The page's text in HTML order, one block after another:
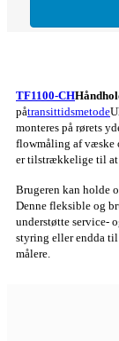
TF1100-CH
påtransittidsmetode
monteres på rørets
flowmåling af væske
er tilstrækkelige til at
Brugeren kan holde
Denne fleksible og
understøtte service-
styring eller endda
målere.